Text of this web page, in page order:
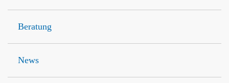
Beratung
News